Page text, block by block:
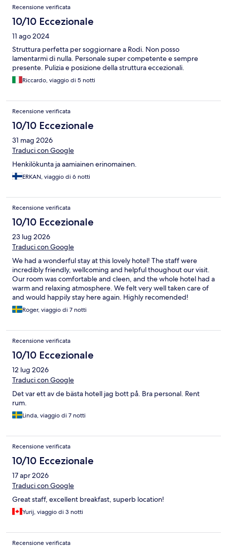
Recensione verificata
10/10 Eccezionale
11 ago 2024
Struttura perfetta per soggiornare a Rodi. Non posso
lamentarmi di nulla. Personale super competente e sempre
presente. Pulizia e posizione della struttura eccezionali.
Riccardo, viaggio di 5 notti
Recensione verificata
10/10 Eccezionale
31 mag 2026
Traduci con Google
Henkilökunta ja aamiainen erinomainen.
ERKAN, viaggio di 6 notti
Recensione verificata
10/10 Eccezionale
23 lug 2026
Traduci con Google
We had a wonderful stay at this lovely hotel! The staff were
incredibly friendly, wellcoming and helpful thoughout our visit.
Our room was comfortable and cleen, and the whole hotel had a
warm and relaxing atmosphere. We felt very well taken care of
and would happily stay here again. Highly recomended!
Roger, viaggio di 7 notti
Recensione verificata
10/10 Eccezionale
12 lug 2026
Traduci con Google
Det var ett av de bästa hotell jag bott på. Bra personal. Rent
rum.
Linda, viaggio di 7 notti
Recensione verificata
10/10 Eccezionale
17 apr 2026
Traduci con Google
Great staff, excellent breakfast, superb location!
Yurij, viaggio di 3 notti
Recensione verificata